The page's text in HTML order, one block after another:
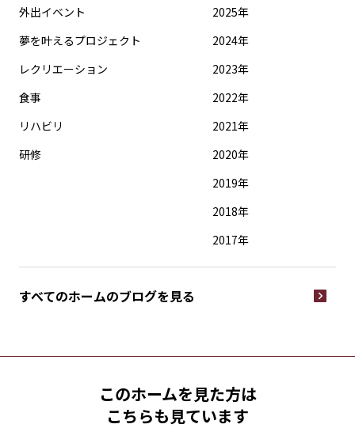
外出イベント
夢を叶えるプロジェクト
レクリエーション
食事
リハビリ
研修
2025年
2024年
2023年
2022年
2021年
2020年
2019年
2018年
2017年
すべてのホームのブログを見る
このホームを見た方は
こちらも見ています